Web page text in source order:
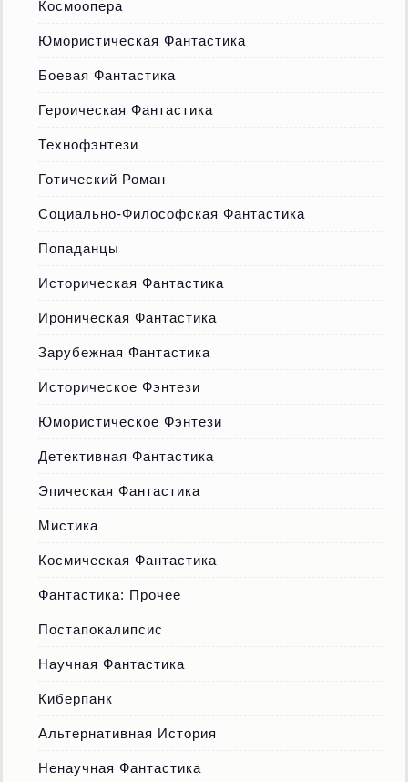
Космоопера
Юмористическая Фантастика
Боевая Фантастика
Героическая Фантастика
Технофэнтези
Готический Роман
Социально-Философская Фантастика
Попаданцы
Историческая Фантастика
Ироническая Фантастика
Зарубежная Фантастика
Историческое Фэнтези
Юмористическое Фэнтези
Детективная Фантастика
Эпическая Фантастика
Мистика
Космическая Фантастика
Фантастика: Прочее
Постапокалипсис
Научная Фантастика
Киберпанк
Альтернативная История
Ненаучная Фантастика